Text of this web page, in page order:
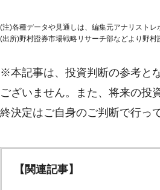
(注)各種データや見通しは、編集元アナリストレ
(出所)野村證券市場戦略リサーチ部などより野村
※本記事は、投資判断の参考と
ございません。また、将来の投
終決定はご自身のご判断で行っ
【関連記事】